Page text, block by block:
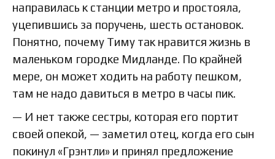
направилась к станции метро и простояла,
уцепившись за поручень, шесть остановок.
Понятно, почему Тиму так нравится жизнь в
маленьком городке Мидланде. По крайней
мере, он может ходить на работу пешком,
там не надо давиться в метро в часы пик.
— И нет также сестры, которая его портит
своей опекой, — заметил отец, когда его сын
покинул «Грэнтли» и принял предложение